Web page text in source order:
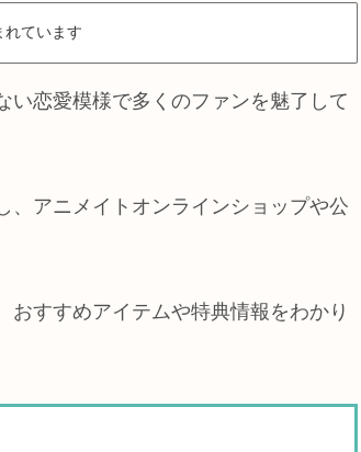
れています
い恋愛模様で多くのファンを魅了して
、アニメイトオンラインショップや公
すすめアイテムや特典情報をわかり